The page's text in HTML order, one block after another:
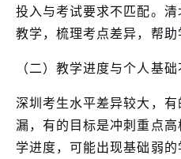
投入与考试要求不匹配。
教学，梳理考点差异，帮助
（二）教学进度与个人基
深圳考生水平差异较大，
漏，有的目标是冲刺重点
学进度，可能出现基础弱